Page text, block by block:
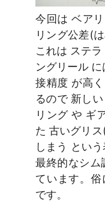
今回は ベア
リング公差(
これは ステ
ングリール
接精度 が高
るので 新し
リング や ギ
た 古いグリ
しまう とい
最終的なシム
ています。
です。